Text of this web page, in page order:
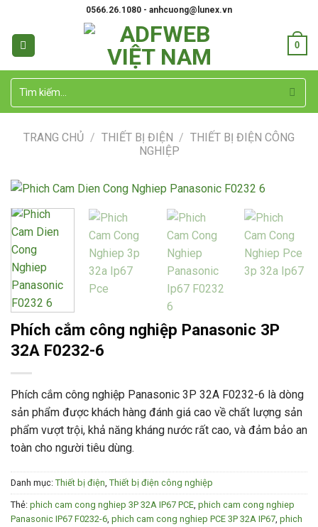
content
0566.26.1080 - anhcuong@lunex.vn
0
Tìm
TRANG CHỦ / THIẾT BỊ ĐIỆN / THIẾT BỊ ĐIỆN CÔNG
NGHIỆP
Phích cắm công nghiệp Panasonic 3P
32A F0232-6
Phích cắm công nghiệp Panasonic 3P 32A F0232-6 là dòng
sản phẩm được khách hàng đánh giá cao về chất lượng sản
phẩm vượt trội, khả năng kháng nước rất cao, và đảm bảo an
toàn cho người tiêu dùng.
Danh mục: Thiết bị điện, Thiết bị điện công nghiệp
Thẻ: phich cam cong nghiep 3P 32A IP67 PCE, phich cam cong nghiep
Panasonic IP67 F0232-6, phich cam cong nghiep PCE 3P 32A IP67, phich